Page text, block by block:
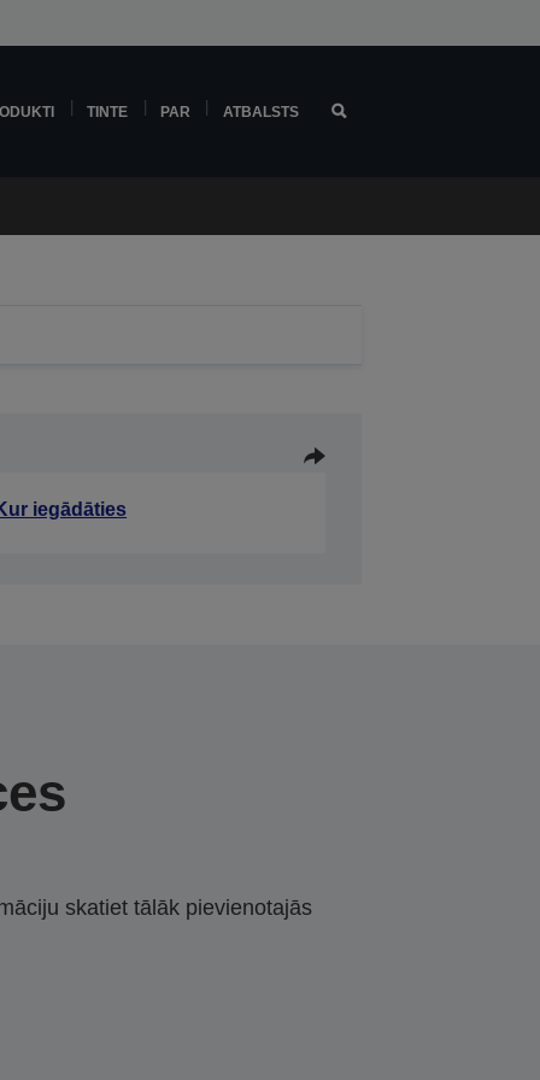
TINTE PAR ATBALSTS
iegādāties
skatiet tālāk pievienotajās